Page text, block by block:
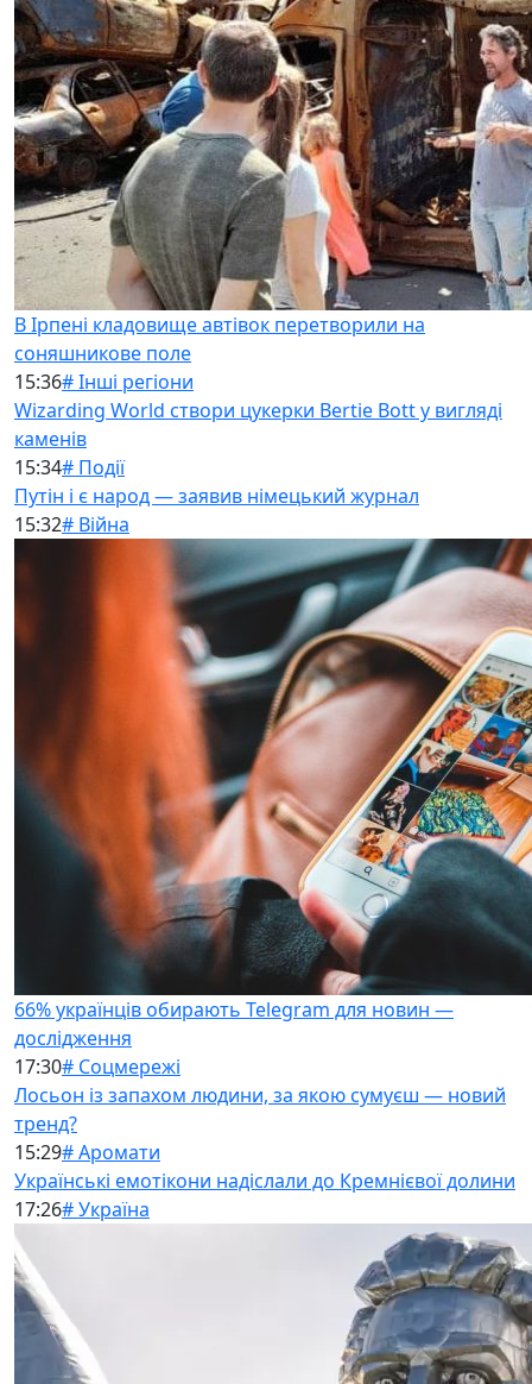
В Ірпені кладовище автівок перетворили на
соняшникове поле
15:36# Інші регіони
Wizarding World створи цукерки Bertie Bott у вигляді
каменів
15:34# Події
Путін і є народ — заявив німецький журнал
15:32# Війна
66% українців обирають Telegram для новин —
дослідження
17:30# Соцмережі
Лосьон із запахом людини, за якою сумуєш — новий
тренд?
15:29# Аромати
Українські емотікони надіслали до Кремнієвої долини
17:26# Україна